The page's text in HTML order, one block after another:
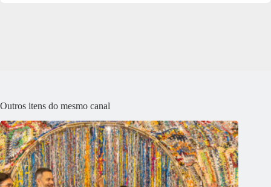
Outros itens do mesmo canal